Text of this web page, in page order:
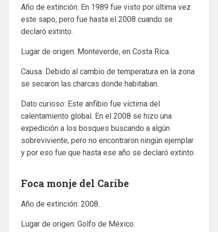
Año de extinción: En 1989 fue visto por última vez
este sapo, pero fue hasta el 2008 cuando se
declaró extinto.
Lugar de origen: Monteverde, en Costa Rica.
Causa: Debido al cambio de temperatura en la zona
se secaron las charcas donde habitaban.
Dato curioso: Este anfibio fue víctima del
calentamiento global. En el 2008 se hizo una
expedición a los bosques buscando a algún
sobreviviente, pero no encontraron ningún ejemplar
y por eso fue que hasta ese año se declaró extinto.
Foca monje del Caribe
Año de extinción: 2008.
Lugar de origen: Golfo de México.